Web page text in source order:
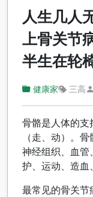
人生几人
上骨关节
半生在轮
健康家 三高
骨骼是人体的
（走、动）。
神经组织、血
护、运动、造血
最常见的骨关节